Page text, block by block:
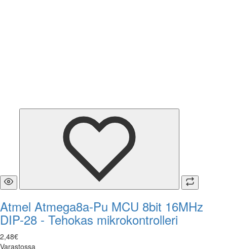
Atmel Atmega8a-Pu MCU 8bit 16MHz
DIP-28 - Tehokas mikrokontrolleri
2,48€
Varastossa